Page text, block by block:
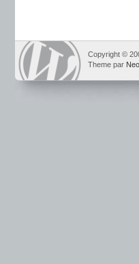
Copyright ©
Theme par